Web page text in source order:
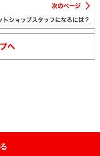
へ
次のページ
トショップスタッフになるには？